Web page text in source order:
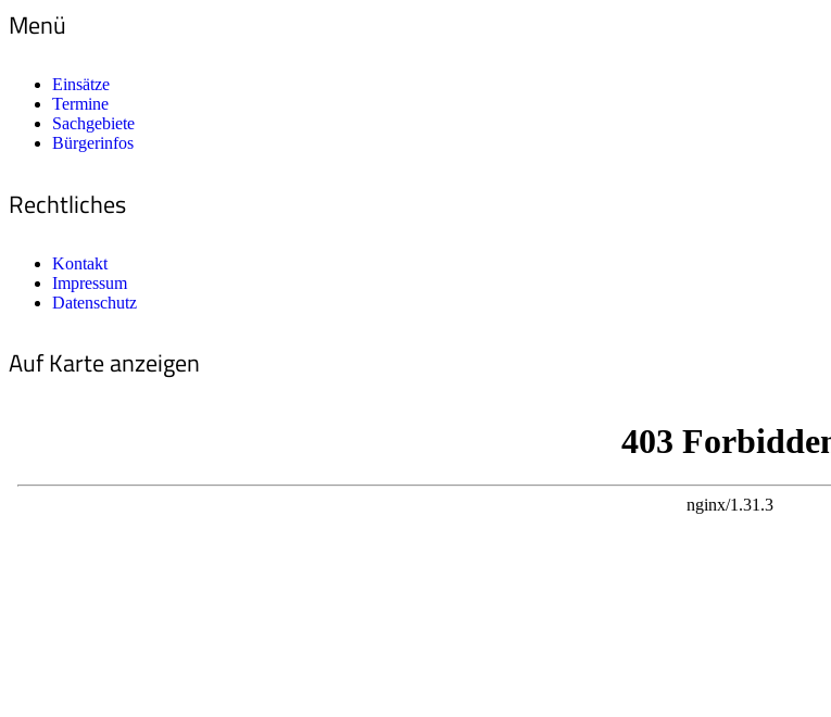
Menü
Einsätze
Termine
Sachgebiete
Bürgerinfos
Rechtliches
Kontakt
Impressum
Datenschutz
Auf Karte anzeigen